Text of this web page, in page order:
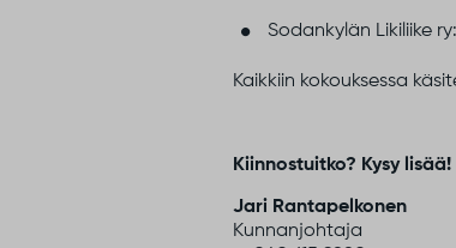
Sodankylän Likiliike
Kaikkiin kokouksessa
Kiinnostuitko? Kysy lisää!
Jari Rantapelkonen
Kunnanjohtaja